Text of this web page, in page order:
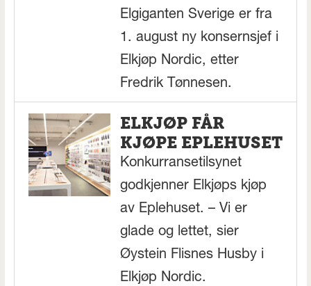
Elgiganten Sverige er fra
1. august ny konsernsjef i
Elkjøp Nordic, etter
Fredrik Tønnesen.
ELKJØP FÅR
KJØPE EPLEHUSET
Konkurransetilsynet
godkjenner Elkjøps kjøp
av Eplehuset. – Vi er
glade og lettet, sier
Øystein Flisnes Husby i
Elkjøp Nordic.